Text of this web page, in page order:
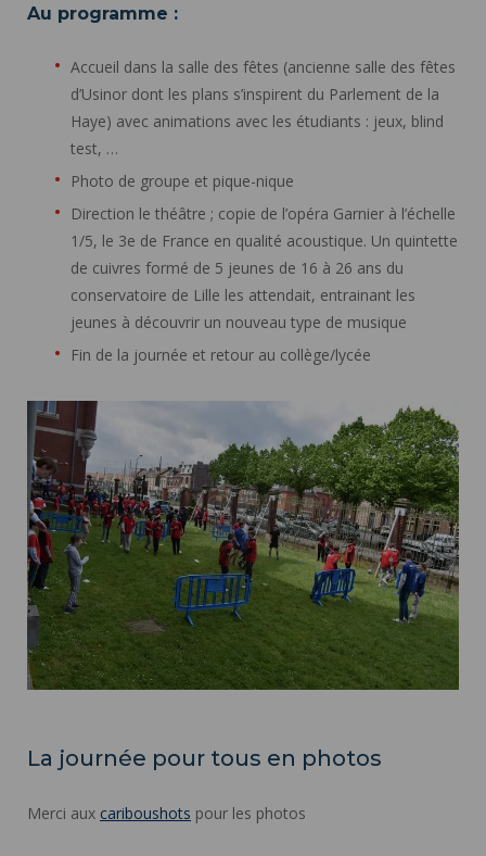
Au programme :
Accueil dans la salle des fêtes (ancienne salle des fêtes
d’Usinor dont les plans s’inspirent du Parlement de la
Haye) avec animations avec les étudiants : jeux, blind
test, …
Photo de groupe et pique-nique
Direction le théâtre ; copie de l’opéra Garnier à l’échelle
1/5, le 3e de France en qualité acoustique. Un quintette
de cuivres formé de 5 jeunes de 16 à 26 ans du
conservatoire de Lille les attendait, entrainant les
jeunes à découvrir un nouveau type de musique
Fin de la journée et retour au collège/lycée
La journée pour tous en photos
Merci aux cariboushots pour les photos